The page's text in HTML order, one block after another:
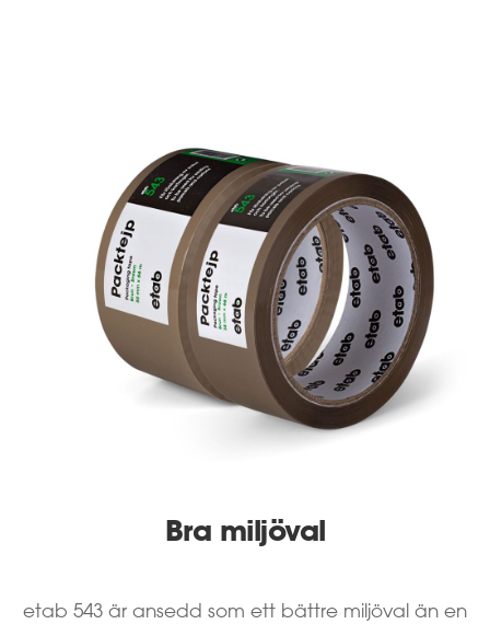
Bra miljöval
etab 543 är ansedd som ett bättre miljöval än en